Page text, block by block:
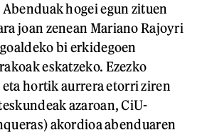
hogei egun zituen
joan zenean Mariano Rajoyri
bi erkidegoen
eskatzeko. Ezezko
hortik aurrera etorri ziren
azaroan, CiU-
akordioa abenduaren